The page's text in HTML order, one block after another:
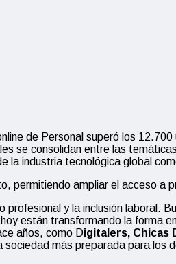
de Personal superó los
se consolidan entre las
la industria tecnológica global
permitiendo ampliar el acceso
y la inclusión laboral.
están transformando la forma
años, como Digitalers, Chicas
más preparada para